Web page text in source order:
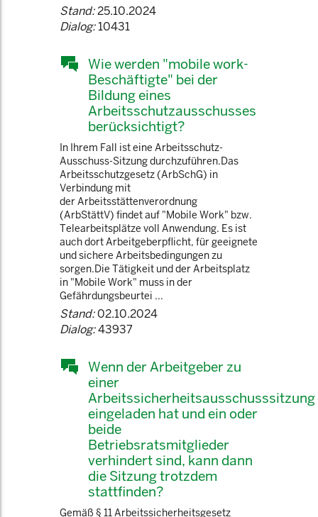
Stand:25.10.2024
Dialog:10431
Wie werden "mobile work-
Beschäftigte" bei der
Bildung eines
Arbeitsschutzausschusses
berücksichtigt?
In Ihrem Fall ist eine Arbeitsschutz-
Ausschuss-Sitzung durchzuführen.Das
Arbeitsschutzgesetz (ArbSchG) in
Verbindung mit
der Arbeitsstättenverordnung
(ArbStättV) findet auf "Mobile Work" bzw.
Telearbeitsplätze voll Anwendung. Es ist
auch dort Arbeitgeberpflicht, für geeignete
und sichere Arbeitsbedingungen zu
sorgen.Die Tätigkeit und der Arbeitsplatz
in "Mobile Work" muss in der
Gefährdungsbeurtei ...
Stand:02.10.2024
Dialog:43937
Wenn der Arbeitgeber zu
einer
Arbeitssicherheitsausschusssitzung
eingeladen hat und ein oder
beide
Betriebsratsmitglieder
verhindert sind, kann dann
die Sitzung trotzdem
stattfinden?
Gemäß § 11 Arbeitssicherheitsgesetz